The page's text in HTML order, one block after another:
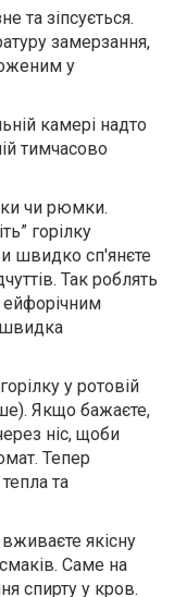
та зіпсується.
замерзання,
у
камері надто
тимчасово
чи рюмки.
горілку
швидко сп'янєте
Так роблять
швидка
у ротовій
Якщо бажаєте,
ніс, щоби
Тепер
та
якісну
Саме на
спирту у кров.